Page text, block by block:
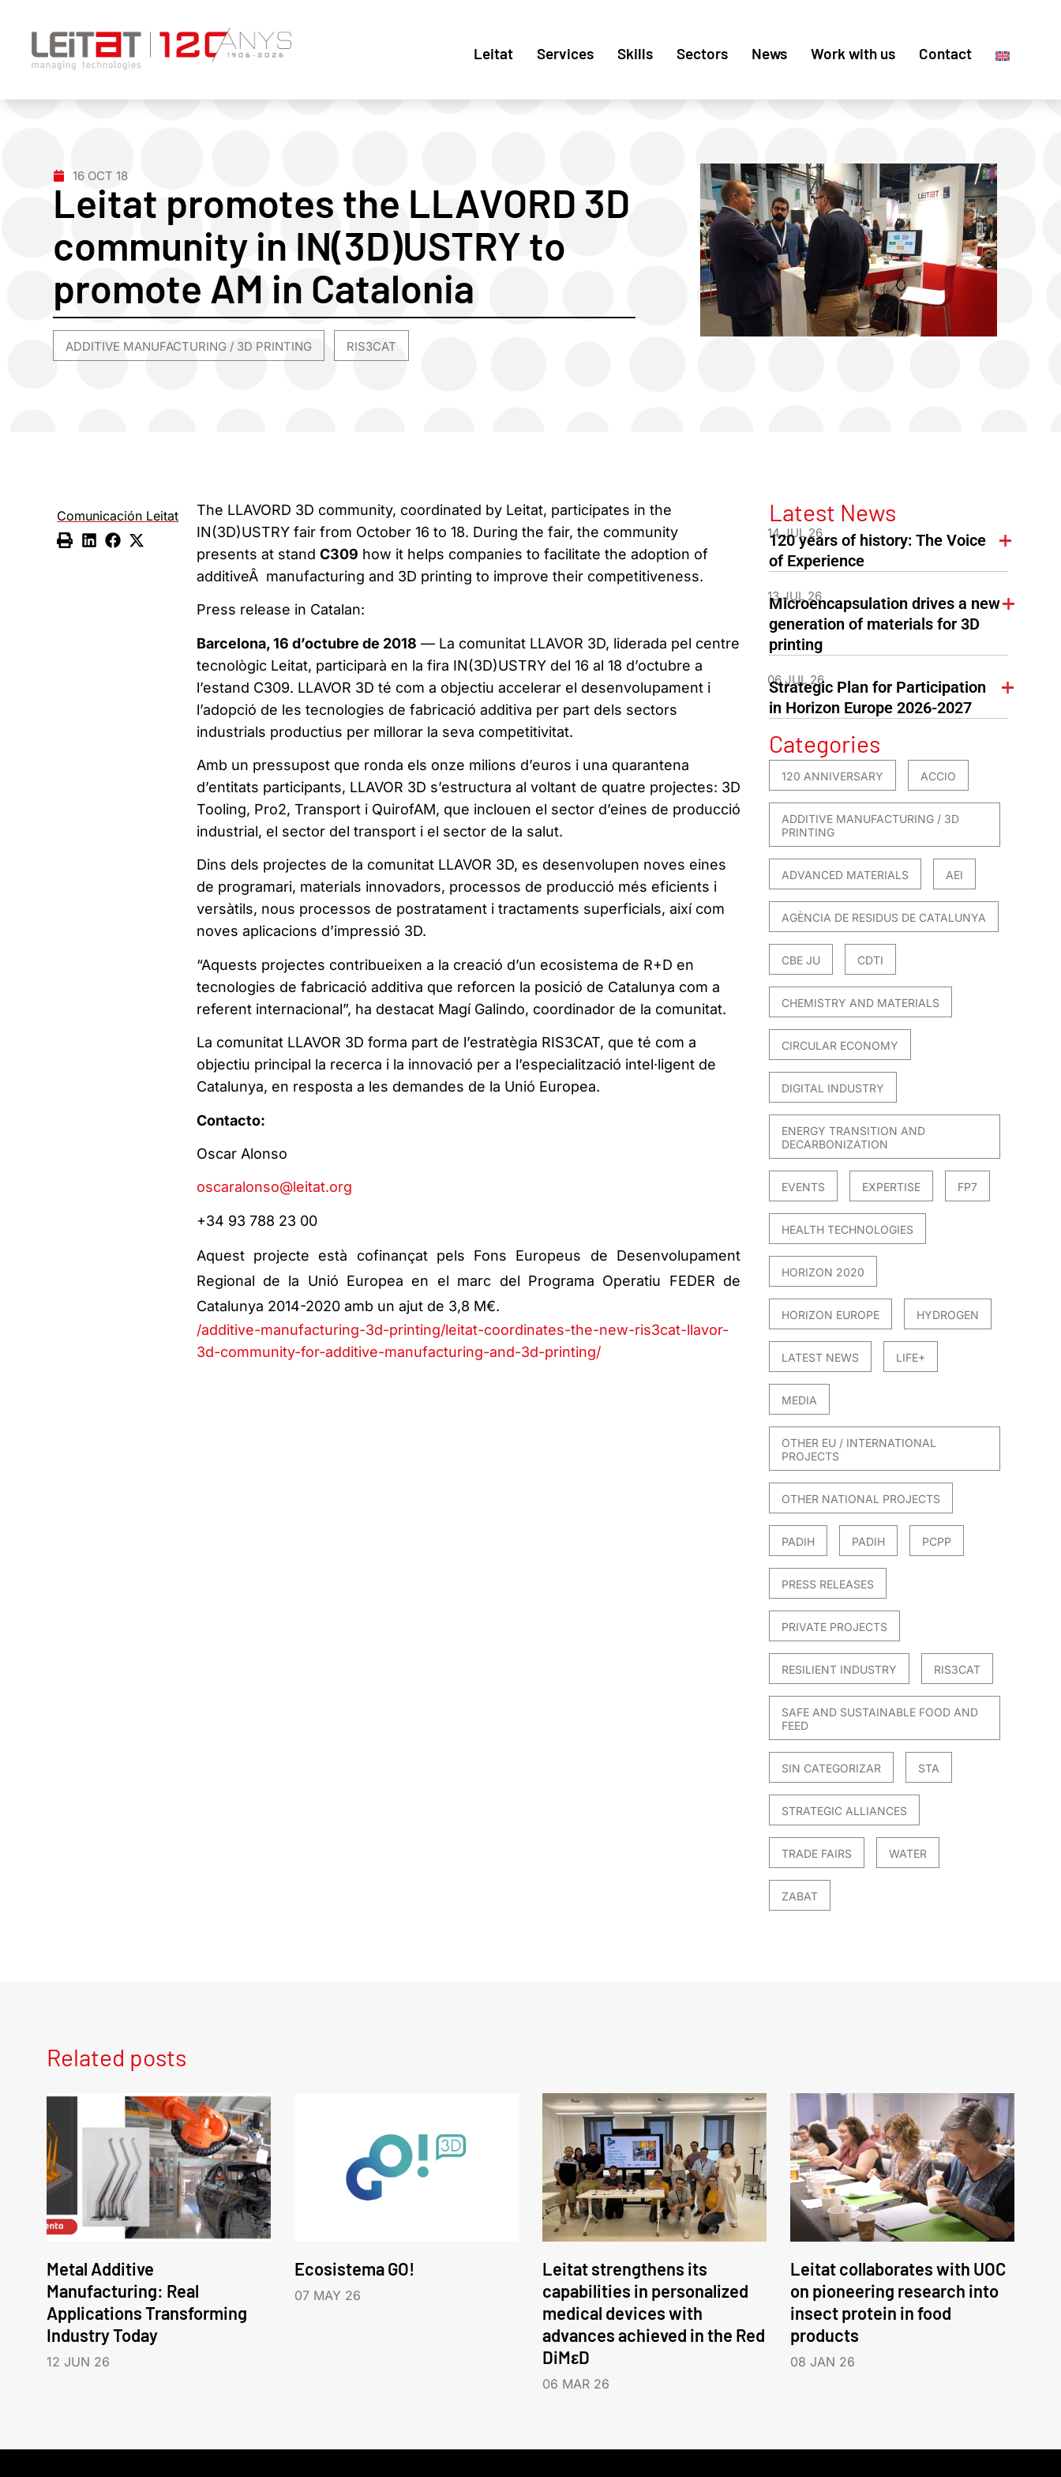
Leitat Services Skills Sectors News Work with us Contact
16 OCT 18
Leitat promotes the LLAVORD 3D
community in IN(3D)USTRY to
promote AM in Catalonia
ADDITIVE MANUFACTURING / 3D PRINTING RIS3CAT
Comunicación Leitat
The LLAVORD 3D community, coordinated by Leitat, participates in the
IN(3D)USTRY fair from October 16 to 18. During the fair, the community
presents at stand C309 how it helps companies to facilitate the adoption of
additiveÂ manufacturing and 3D printing to improve their competitiveness.
Press release in Catalan:
Barcelona, 16 d’octubre de 2018 — La comunitat LLAVOR 3D, liderada pel centre
tecnològic Leitat, participarà en la fira IN(3D)USTRY del 16 al 18 d’octubre a
l’estand C309. LLAVOR 3D té com a objectiu accelerar el desenvolupament i
l’adopció de les tecnologies de fabricació additiva per part dels sectors
industrials productius per millorar la seva competitivitat.
Amb un pressupost que ronda els onze milions d’euros i una quarantena
d’entitats participants, LLAVOR 3D s’estructura al voltant de quatre projectes: 3D
Tooling, Pro2, Transport i QuirofAM, que inclouen el sector d’eines de producció
industrial, el sector del transport i el sector de la salut.
Dins dels projectes de la comunitat LLAVOR 3D, es desenvolupen noves eines
de programari, materials innovadors, processos de producció més eficients i
versàtils, nous processos de postratament i tractaments superficials, així com
noves aplicacions d’impressió 3D.
“Aquests projectes contribueixen a la creació d’un ecosistema de R+D en
tecnologies de fabricació additiva que reforcen la posició de Catalunya com a
referent internacional”, ha destacat Magí Galindo, coordinador de la comunitat.
La comunitat LLAVOR 3D forma part de l’estratègia RIS3CAT, que té com a
objectiu principal la recerca i la innovació per a l’especialització intel·ligent de
Catalunya, en resposta a les demandes de la Unió Europea.
Contacto:
Oscar Alonso
oscaralonso@leitat.org
+34 93 788 23 00
Aquest projecte està cofinançat pels Fons Europeus de Desenvolupament
Regional de la Unió Europea en el marc del Programa Operatiu FEDER de
Catalunya 2014-2020 amb un ajut de 3,8 M€.
/additive-manufacturing-3d-printing/leitat-coordinates-the-new-ris3cat-llavor-
3d-community-for-additive-manufacturing-and-3d-printing/
Latest News
14 JUL 26
120 years of history: The Voice
of Experience
13 JUL 26
Microencapsulation drives a new
generation of materials for 3D
printing
06 JUL 26
Strategic Plan for Participation
in Horizon Europe 2026-2027
Categories
120 ANNIVERSARY ACCIO
ADDITIVE MANUFACTURING / 3D
PRINTING
ADVANCED MATERIALS AEI
AGÈNCIA DE RESIDUS DE CATALUNYA
CBE JU CDTI
CHEMISTRY AND MATERIALS
CIRCULAR ECONOMY
DIGITAL INDUSTRY
ENERGY TRANSITION AND
DECARBONIZATION
EVENTS EXPERTISE FP7
HEALTH TECHNOLOGIES
HORIZON 2020
HORIZON EUROPE HYDROGEN
LATEST NEWS LIFE+
MEDIA
OTHER EU / INTERNATIONAL
PROJECTS
OTHER NATIONAL PROJECTS
PADIH PADIH PCPP
PRESS RELEASES
PRIVATE PROJECTS
RESILIENT INDUSTRY RIS3CAT
SAFE AND SUSTAINABLE FOOD AND
FEED
SIN CATEGORIZAR STA
STRATEGIC ALLIANCES
TRADE FAIRS WATER
ZABAT
Related posts
Metal Additive
Manufacturing: Real
Applications Transforming
Industry Today
12 JUN 26
Ecosistema GO!
07 MAY 26
Leitat strengthens its
capabilities in personalized
medical devices with
advances achieved in the Red
DiMεD
06 MAR 26
Leitat collaborates with UOC
on pioneering research into
insect protein in food
products
08 JAN 26